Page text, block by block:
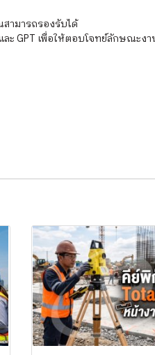
ามารถรองรับได้
ละ GPT เพื่อให้ตอบโจทย์ลักษณะ